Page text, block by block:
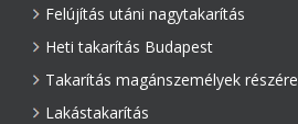
Felújítás utáni nagytakarítás
Heti takarítás Budapest
Takarítás magánszemélyek részére
Lakástakarítás